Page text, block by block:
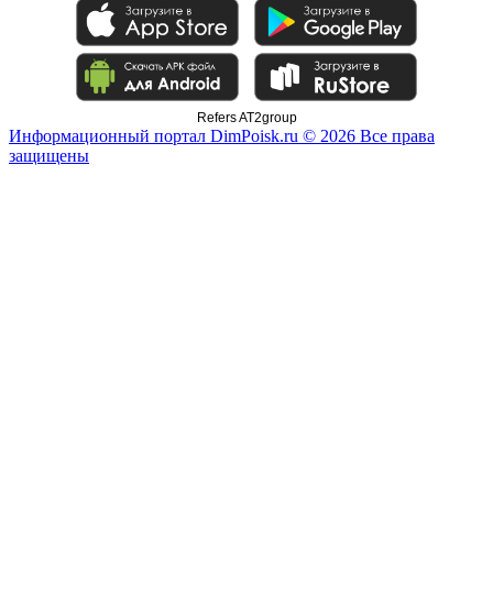
Refers AT2group
Информационный портал DimPoisk.ru © 2026 Все права
защищены